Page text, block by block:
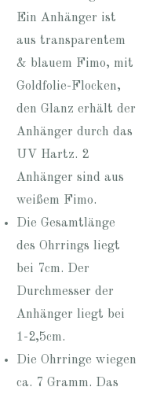
Ein Anhänger ist
aus transparentem
& blauem Fimo, mit
Goldfolie-Flocken,
den Glanz erhält der
Anhänger durch das
UV Hartz. 2
Anhänger sind aus
weißem Fimo.
Die Gesamtlänge
des Ohrrings liegt
bei 7cm. Der
Durchmesser der
Anhänger liegt bei
1-2,5cm.
Die Ohrringe wiegen
ca. 7 Gramm. Das